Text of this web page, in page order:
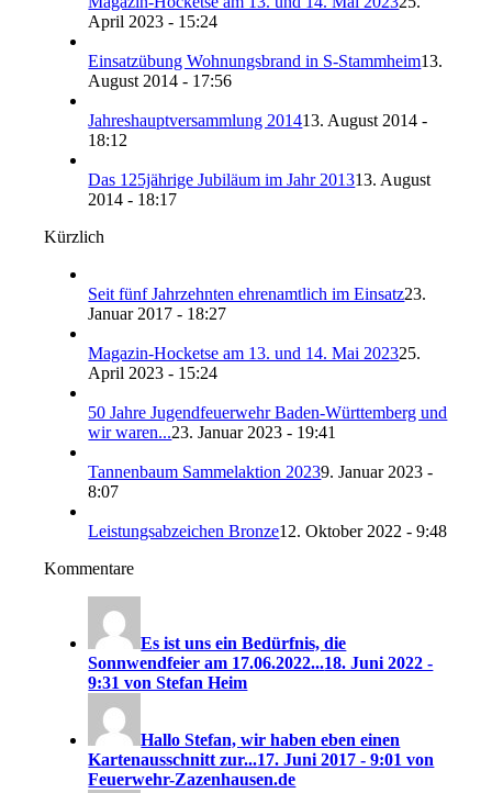
April 2023 - 15:24
Einsatzübung Wohnungsbrand in S-Stammheim13.
August 2014 - 17:56
Jahreshauptversammlung 201413. August 2014 -
18:12
Das 125jährige Jubiläum im Jahr 201313. August
2014 - 18:17
Kürzlich
Seit fünf Jahrzehnten ehrenamtlich im Einsatz23.
Januar 2017 - 18:27
Magazin-Hocketse am 13. und 14. Mai 202325.
April 2023 - 15:24
50 Jahre Jugendfeuerwehr Baden-Württemberg und
wir waren...23. Januar 2023 - 19:41
Tannenbaum Sammelaktion 20239. Januar 2023 -
8:07
Leistungsabzeichen Bronze12. Oktober 2022 - 9:48
Kommentare
Es ist uns ein Bedürfnis, die
Sonnwendfeier am 17.06.2022...18. Juni 2022 -
9:31 von Stefan Heim
Hallo Stefan, wir haben eben einen
Kartenausschnitt zur...17. Juni 2017 - 9:01 von
Feuerwehr-Zazenhausen.de